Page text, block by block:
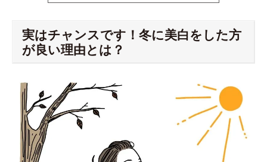
実はチャンスです！冬に美白をした方
が良い理由とは？